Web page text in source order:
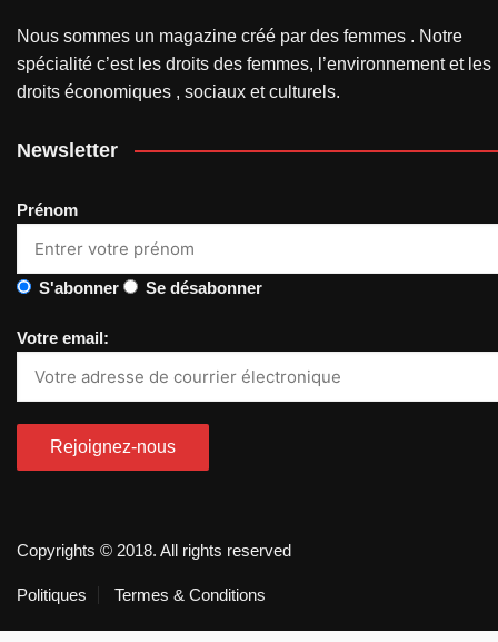
Nous sommes un magazine créé par des femmes . Notre
spécialité c’est les droits des femmes, l’environnement et les
droits économiques , sociaux et culturels.
Newsletter
Prénom
S'abonner Se désabonner
Votre email:
Copyrights © 2018. All rights reserved
Politiques Termes & Conditions